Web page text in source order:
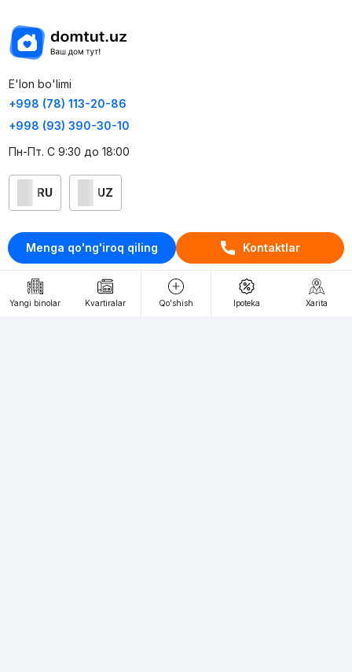
Menga qo'ng'iroq qiling Kontaktlar
Yangi binolar Kvartiralar Qo'shish Ipoteka Xarita
E'lon bo'limi
+998 (78) 113-20-86
+998 (93) 390-30-10
Пн-Пт. С 9:30 до 18:00
RU UZ
Kontaktlar
loyiha haqida
Webnow © loyihasi